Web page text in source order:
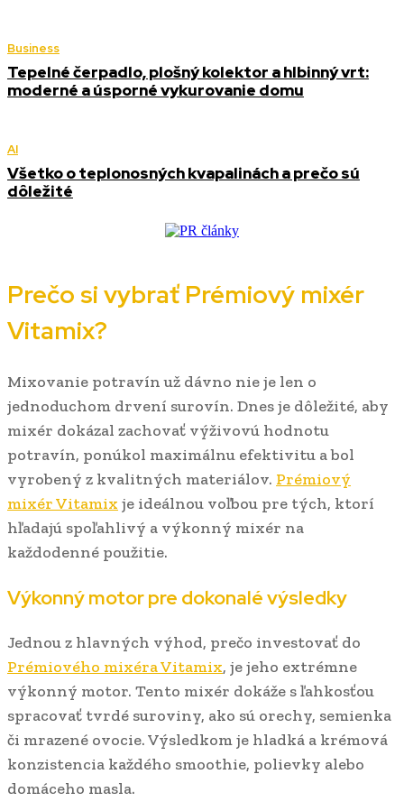
Business
Tepelné čerpadlo, plošný kolektor a hlbinný vrt:
moderné a úsporné vykurovanie domu
AI
Všetko o teplonosných kvapalinách a prečo sú
dôležité
Prečo si vybrať Prémiový mixér
Vitamix?
Mixovanie potravín už dávno nie je len o
jednoduchom drvení surovín. Dnes je dôležité, aby
mixér dokázal zachovať výživovú hodnotu
potravín, ponúkol maximálnu efektivitu a bol
vyrobený z kvalitných materiálov. Prémiový
mixér Vitamix je ideálnou voľbou pre tých, ktorí
hľadajú spoľahlivý a výkonný mixér na
každodenné použitie.
Výkonný motor pre dokonalé výsledky
Jednou z hlavných výhod, prečo investovať do
Prémiového mixéra Vitamix, je jeho extrémne
výkonný motor. Tento mixér dokáže s ľahkosťou
spracovať tvrdé suroviny, ako sú orechy, semienka
či mrazené ovocie. Výsledkom je hladká a krémová
konzistencia každého smoothie, polievky alebo
domáceho masla.